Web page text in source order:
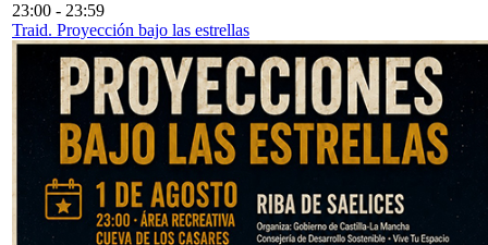
23:00 - 23:59
Traid. Proyección bajo las estrellas